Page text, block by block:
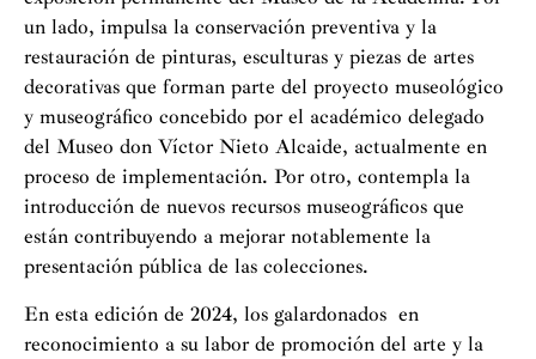
un lado, impulsa la conservación preventiva y la
restauración de pinturas, esculturas y piezas de artes
decorativas que forman parte del proyecto museológico
y museográfico concebido por el académico delegado
del Museo don Víctor Nieto Alcaide, actualmente en
proceso de implementación. Por otro, contempla la
introducción de nuevos recursos museográficos que
están contribuyendo a mejorar notablemente la
presentación pública de las colecciones.
En esta edición de 2024, los galardonados en
reconocimiento a su labor de promoción del arte y la